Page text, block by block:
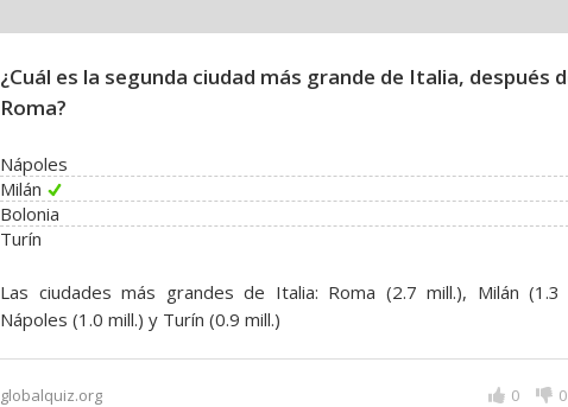
¿Cuál es la segunda ciudad más grande de Italia, después
Roma?
Nápoles
Milán
Bolonia
Turín
Las ciudades más grandes de Italia: Roma (2.7 mill.), Milán (1.3
Nápoles (1.0 mill.) y Turín (0.9 mill.)
globalquiz.org 0
0